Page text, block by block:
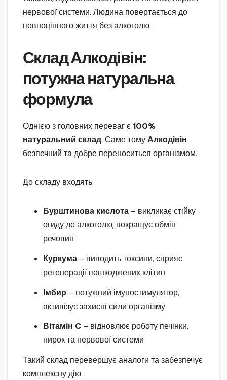
нервової системи. Людина повертається до
повноцінного життя без алкоголю.
Склад Алкодівін:
потужна натуральна
формула
Однією з головних переваг є 100%
натуральний склад. Саме томуАлкодівін
безпечний та добре переноситься організмом.
До складу входять:
Бурштинова кислота – викликає стійку
огиду до алкоголю, покращує обмін
речовин
Куркума – виводить токсини, сприяє
регенерації пошкоджених клітин
Імбир – потужний імуностимулятор,
активізує захисні сили організму
Вітамін C – відновлює роботу печінки,
нирок та нервової системи
Такий склад перевершує аналоги та забезпечує
комплексну дію.